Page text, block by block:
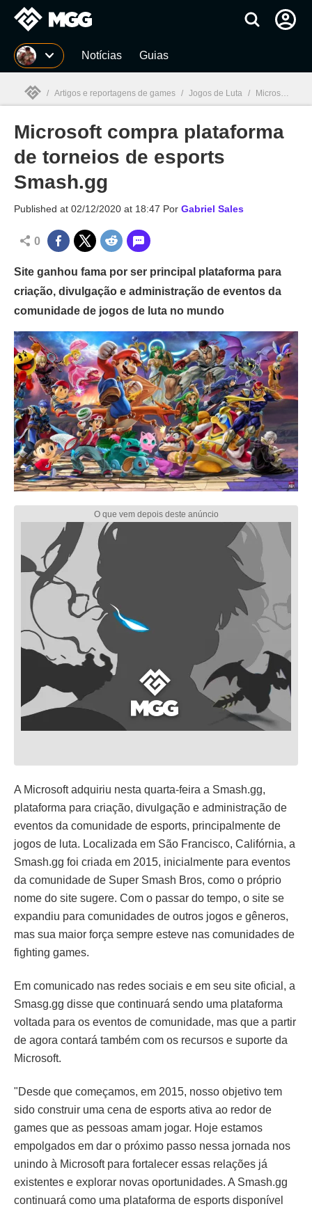
Millenium Notícias Guias
Millenium
/ Artigos e reportagens de games / Jogos de Luta / Microsoft compra plataforma de torneios de esports Smash.gg
Microsoft compra plataforma
de torneios de esports
Smash.gg
Published at 02/12/2020 at 18:47 Por Gabriel Sales
0
Site ganhou fama por ser principal plataforma para
criação, divulgação e administração de eventos da
comunidade de jogos de luta no mundo
A Microsoft adquiriu nesta quarta-feira a Smash.gg,
plataforma para criação, divulgação e administração de
eventos da comunidade de esports, principalmente de
jogos de luta. Localizada em São Francisco, Califórnia, a
Smash.gg foi criada em 2015, inicialmente para eventos
da comunidade de Super Smash Bros, como o próprio
nome do site sugere. Com o passar do tempo, o site se
expandiu para comunidades de outros jogos e gêneros,
mas sua maior força sempre esteve nas comunidades de
fighting games.
Em comunicado nas redes sociais e em seu site oficial, a
Smasg.gg disse que continuará sendo uma plataforma
voltada para os eventos de comunidade, mas que a partir
de agora contará também com os recursos e suporte da
Microsoft.
"Desde que começamos, em 2015, nosso objetivo tem
sido construir uma cena de esports ativa ao redor de
games que as pessoas amam jogar. Hoje estamos
empolgados em dar o próximo passo nessa jornada nos
unindo à Microsoft para fortalecer essas relações já
existentes e explorar novas oportunidades. A Smash.gg
continuará como uma plataforma de esports disponível